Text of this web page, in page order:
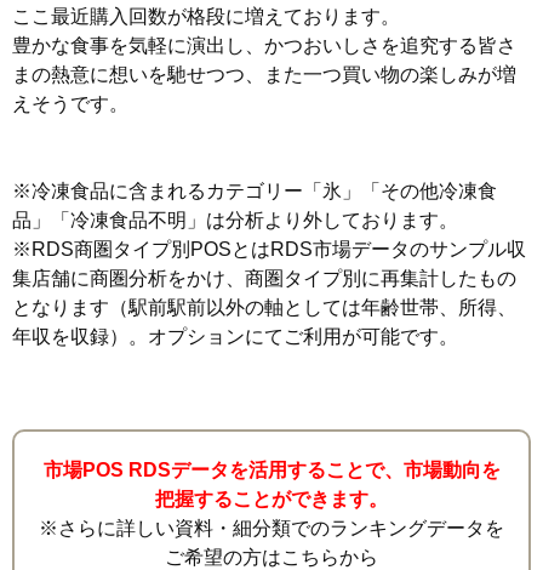
ここ最近購入回数が格段に増えております。
豊かな食事を気軽に演出し、かつおいしさを追究する皆さ
まの熱意に想いを馳せつつ、また一つ買い物の楽しみが増
えそうです。
※冷凍食品に含まれるカテゴリー「氷」「その他冷凍食
品」「冷凍食品不明」は分析より外しております。
※RDS商圏タイプ別POSとはRDS市場データのサンプル収
集店舗に商圏分析をかけ、商圏タイプ別に再集計したもの
となります（駅前駅前以外の軸としては年齢世帯、所得、
年収を収録）。オプションにてご利用が可能です。
市場POS RDSデータを活用することで、市場動向を
把握することができます。
※さらに詳しい資料・細分類でのランキングデータを
ご希望の方はこちらから